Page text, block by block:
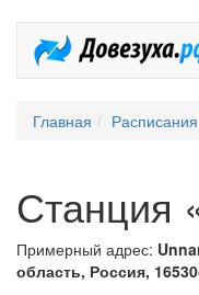
Главная Расписания
Станция
Примерный адрес:
область, Россия,